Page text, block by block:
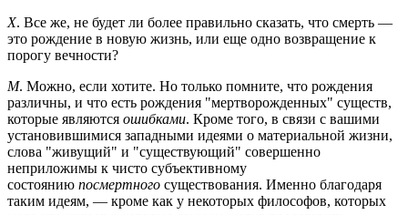
Х. Все же, не будет ли более правильно сказать, что смерть —
это рождение в новую жизнь, или еще одно возвращение к
порогу вечности?
М. Можно, если хотите. Но только помните, что рождения
различны, и что есть рождения "мертворожденных" существ,
которые являются ошибками. Кроме того, в связи с вашими
установившимися западными идеями о материальной жизни,
слова "живущий" и "существующий" совершенно
неприложимы к чисто субъективному
состоянию посмертного существования. Именно благодаря
таким идеям, — кроме как у некоторых философов, которых